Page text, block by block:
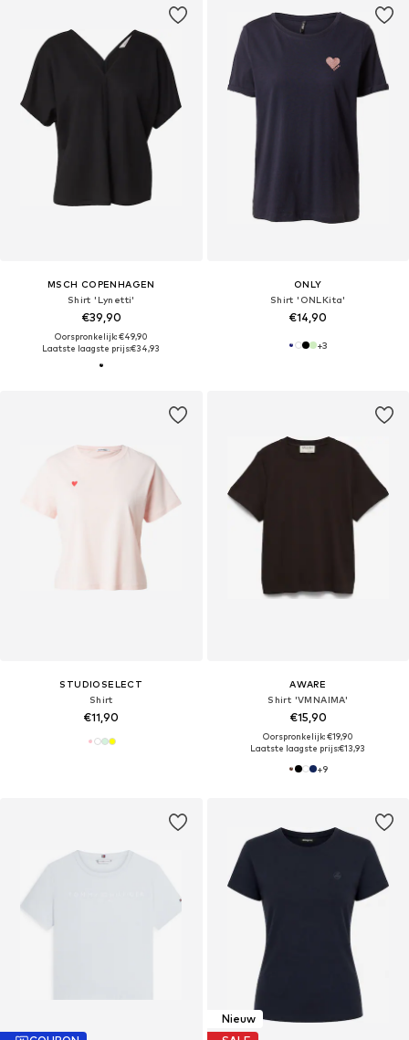
MSCH COPENHAGEN
Shirt 'Lynetti'
€39,90
Oorspronkelijk: €49,90
Laatste laagste prijs:€34,93
ONLY
Shirt 'ONLKita'
€14,90
+3
STUDIOSELECT
Shirt
€11,90
AWARE
Shirt 'VMNAIMA'
€15,90
Oorspronkelijk: €19,90
Laatste laagste prijs:€13,93
+9
Nieuw